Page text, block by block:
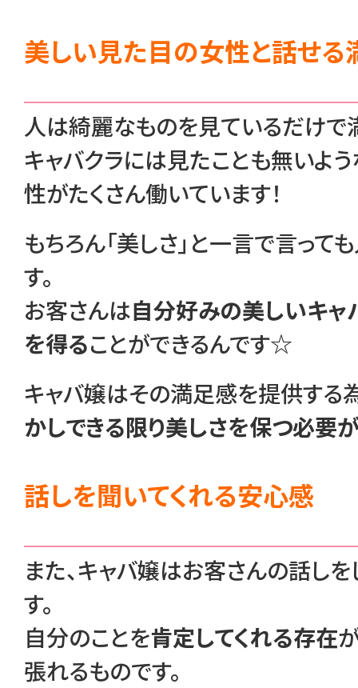
美しい見た目の女性と話せる
人は綺麗なものを見ているだけで
キャバクラには見たことも無いよ
性がたくさん働いています！
もちろん「美しさ」と一言で言っ
す。
お客さんは自分好みの美しいキャ
を得ることができるんです☆
キャバ嬢はその満足感を提供する
かしできる限り美しさを保つ必要
話しを聞いてくれる安心感
また、キャバ嬢はお客さんの話し
す。
自分のことを肯定してくれる存在
張れるものです。